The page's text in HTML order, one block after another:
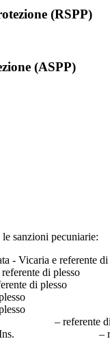
(RSPP)
(ASPP)
sanzioni pecuniarie:
- Vicaria e referente di
di plesso
di plesso
Ins. – referente di
Croce: Ins. –